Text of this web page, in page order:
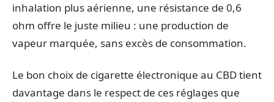
inhalation plus aérienne, une résistance de 0,6
ohm offre le juste milieu : une production de
vapeur marquée, sans excès de consommation.
Le bon choix de cigarette électronique au CBD tient
davantage dans le respect de ces réglages que